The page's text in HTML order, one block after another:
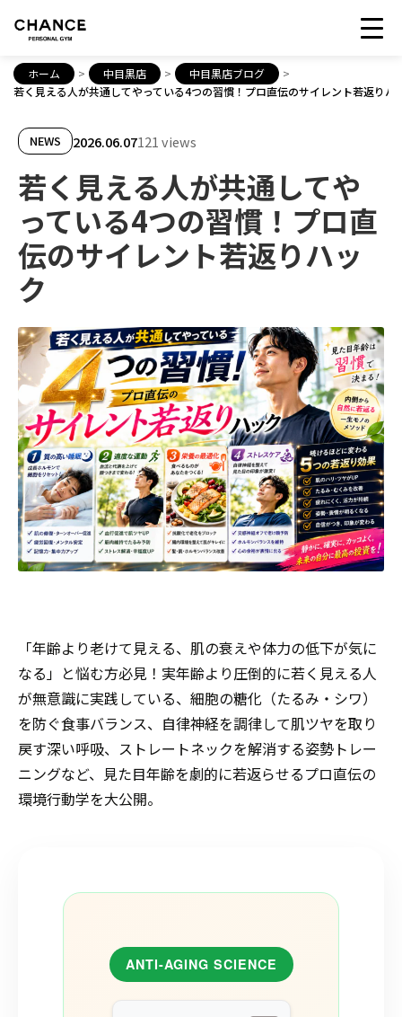
ホーム > 中目黒店 > 中目黒店ブログ
>
若く見える人が共通してやっている4つの習慣！プロ直伝のサイレント若返りハ
NEWS 2026.06.07121 views
若く見える人が共通してや
っている4つの習慣！プロ直
伝のサイレント若返りハッ
ク
「年齢より老けて見える、肌の衰えや体力の低下が気に
なる」と悩む方必見！実年齢より圧倒的に若く見える人
が無意識に実践している、細胞の糖化（たるみ・シワ）
を防ぐ食事バランス、自律神経を調律して肌ツヤを取り
戻す深い呼吸、ストレートネックを解消する姿勢トレー
ニングなど、見た目年齢を劇的に若返らせるプロ直伝の
環境行動学を大公開。
ANTI-AGING SCIENCE